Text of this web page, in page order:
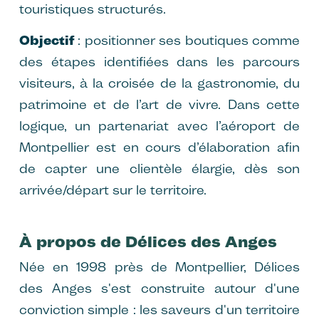
touristiques structurés.
Objectif: positionner ses boutiques comme
des étapes identifiées dans les parcours
visiteurs, à la croisée de la gastronomie, du
patrimoine et de l’art de vivre. Dans cette
logique, un partenariat avec l’aéroport de
Montpellier est en cours d’élaboration afin
de capter une clientèle élargie, dès son
arrivée/départ sur le territoire.
À propos de Délices des Anges
Née en 1998 près de Montpellier, Délices
des Anges s'est construite autour d'une
conviction simple : les saveurs d'un territoire